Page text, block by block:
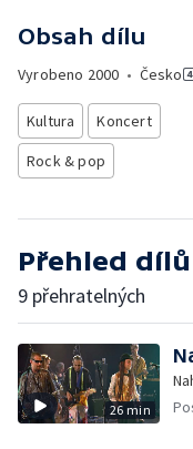
Obsah dílu
Vyrobeno 2000 • Česko
Kultura
Koncert
Rock & pop
Přehled dílů
9 přehratelných
26 min